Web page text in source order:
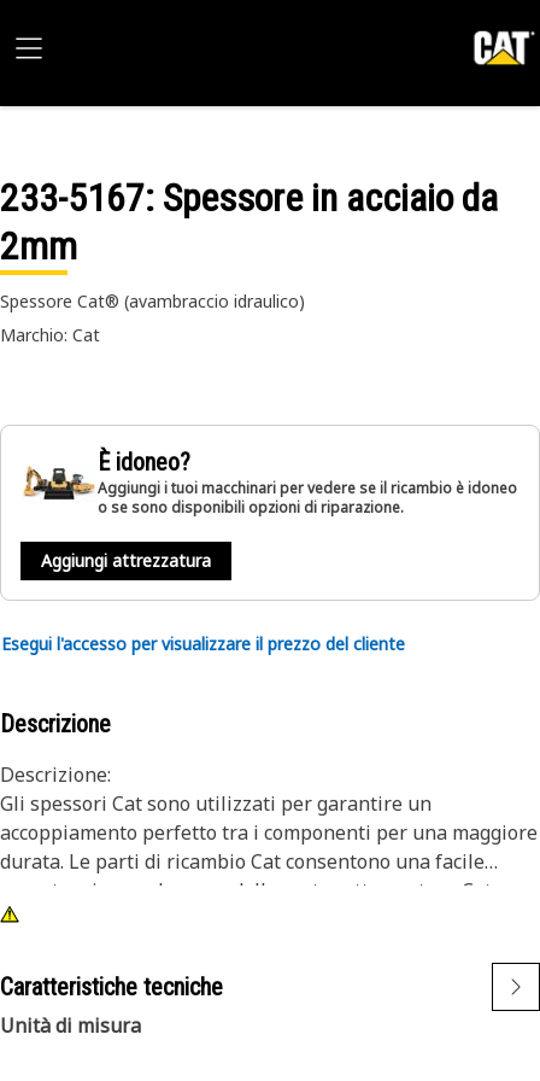
233-5167: Spessore in acciaio da
2mm
Spessore Cat® (avambraccio idraulico)
Marchio: Cat
È idoneo?
Aggiungi i tuoi macchinari per vedere se il ricambio è idoneo
o se sono disponibili opzioni di riparazione.
Aggiungi attrezzatura
Esegui l'accesso per visualizzare il prezzo del cliente
Descrizione
Descrizione:
Gli spessori Cat sono utilizzati per garantire un
accoppiamento perfetto tra i componenti per una maggiore
durata. Le parti di ricambio Cat consentono una facile
manutenzione sul campo delle vostre attrezzature Cat con
componenti durevoli che mantengono in funzione le vostre
attrezzature.
Attributi:
Caratteristiche tecniche
Unità di misura